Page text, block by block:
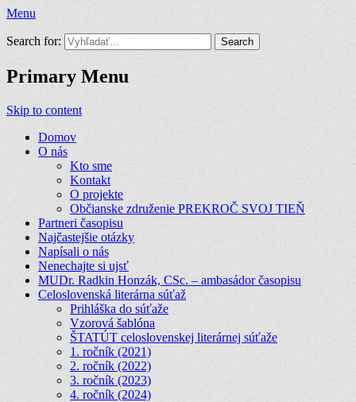
Menu
Prekroč svoj tieň
Search for:
Primary Menu
Skip to content
Domov
O nás
Kto sme
Kontakt
O projekte
Občianske združenie PREKROČ SVOJ TIEŇ
Partneri časopisu
Najčastejšie otázky
Napísali o nás
Nenechajte si ujsť
MUDr. Radkin Honzák, CSc. – ambasádor časopisu
Celoslovenská literárna súťaž
Prihláška do súťaže
Vzorová šablóna
ŠTATÚT celoslovenskej literárnej súťaže
1. ročník (2021)
2. ročník (2022)
3. ročník (2023)
4. ročník (2024)